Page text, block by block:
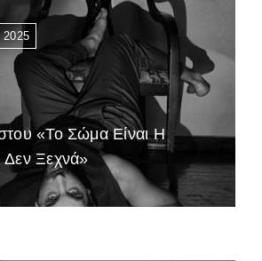
2025
«Το Σώμα Είναι Η
Ξεχνά»